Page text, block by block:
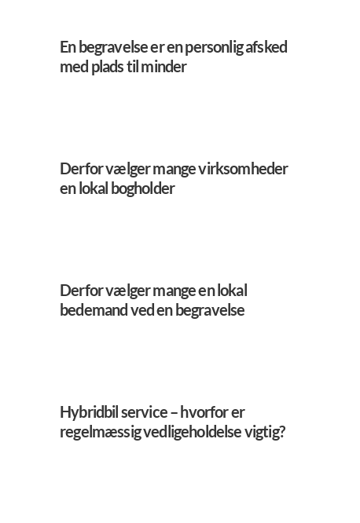
En begravelse er en personlig afsked
med plads til minder
Derfor vælger mange virksomheder
en lokal bogholder
Derfor vælger mange en lokal
bedemand ved en begravelse
Hybridbil service – hvorfor er
regelmæssig vedligeholdelse vigtig?